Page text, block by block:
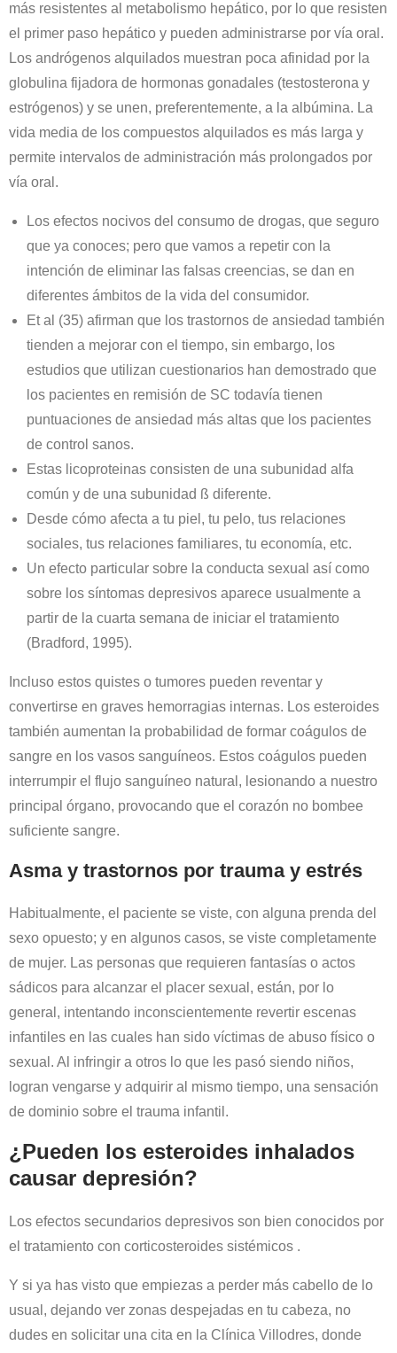
más resistentes al metabolismo hepático, por lo que resisten
el primer paso hepático y pueden administrarse por vía oral.
Los andrógenos alquilados muestran poca afinidad por la
globulina fijadora de hormonas gonadales (testosterona y
estrógenos) y se unen, preferentemente, a la albúmina. La
vida media de los compuestos alquilados es más larga y
permite intervalos de administración más prolongados por
vía oral.
Los efectos nocivos del consumo de drogas, que seguro
que ya conoces; pero que vamos a repetir con la
intención de eliminar las falsas creencias, se dan en
diferentes ámbitos de la vida del consumidor.
Et al (35) afirman que los trastornos de ansiedad también
tienden a mejorar con el tiempo, sin embargo, los
estudios que utilizan cuestionarios han demostrado que
los pacientes en remisión de SC todavía tienen
puntuaciones de ansiedad más altas que los pacientes
de control sanos.
Estas licoproteinas consisten de una subunidad alfa
común y de una subunidad ß diferente.
Desde cómo afecta a tu piel, tu pelo, tus relaciones
sociales, tus relaciones familiares, tu economía, etc.
Un efecto particular sobre la conducta sexual así como
sobre los síntomas depresivos aparece usualmente a
partir de la cuarta semana de iniciar el tratamiento
(Bradford, 1995).
Incluso estos quistes o tumores pueden reventar y
convertirse en graves hemorragias internas. Los esteroides
también aumentan la probabilidad de formar coágulos de
sangre en los vasos sanguíneos. Estos coágulos pueden
interrumpir el flujo sanguíneo natural, lesionando a nuestro
principal órgano, provocando que el corazón no bombee
suficiente sangre.
Asma y trastornos por trauma y estrés
Habitualmente, el paciente se viste, con alguna prenda del
sexo opuesto; y en algunos casos, se viste completamente
de mujer. Las personas que requieren fantasías o actos
sádicos para alcanzar el placer sexual, están, por lo
general, intentando inconscientemente revertir escenas
infantiles en las cuales han sido víctimas de abuso físico o
sexual. Al infringir a otros lo que les pasó siendo niños,
logran vengarse y adquirir al mismo tiempo, una sensación
de dominio sobre el trauma infantil.
¿Pueden los esteroides inhalados
causar depresión?
Los efectos secundarios depresivos son bien conocidos por
el tratamiento con corticosteroides sistémicos .
Y si ya has visto que empiezas a perder más cabello de lo
usual, dejando ver zonas despejadas en tu cabeza, no
dudes en solicitar una cita en la Clínica Villodres, donde